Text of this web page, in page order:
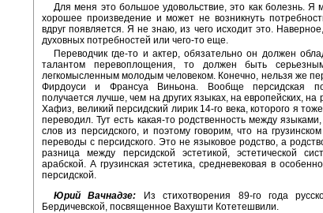
Для меня это большое удовольствие, это как болезнь. Я
хорошее произведение и может не возникнуть
вдруг появляется. Я не знаю, из чего исходит это.
духовных потребностей или чего-то еще.
Переводчик где-то и актер, обязательно он должен
талантом перевоплощения, то должен быть
легкомысленным молодым человеком. Конечно, нельзя же
Фирдоуси и Франсуа Виньона. Вообще персидская
получается лучше, чем на других языках, на европейских, на
Хафиз, великий персидский лирик 14-го века, которого я
переводил. Тут есть какая-то родственность между
слов из персидского, и поэтому говорим, что на
переводы с персидского. Это не языковое родство, а
разница между персидской эстетикой, эстетической
арабской. А грузинская эстетика, средневековая в
персидской.
Юрий Вачнадзе: Из стихотворения 89-го года
Бердичевской, посвященное Вахушти Котетешвили.